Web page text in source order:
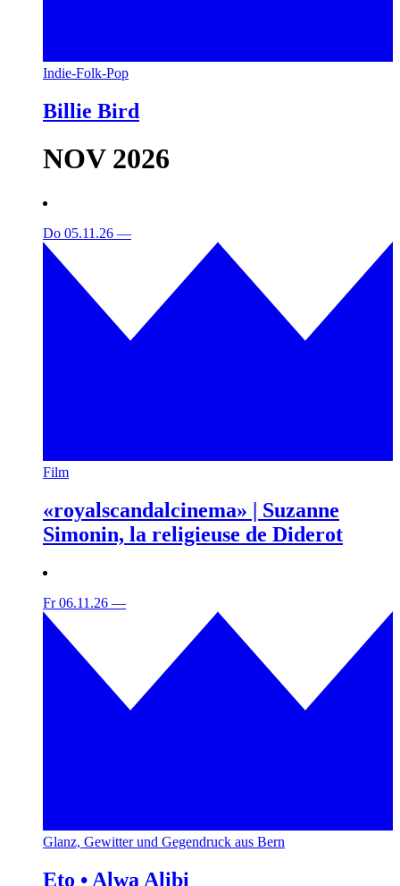
Indie-Folk-Pop
Billie Bird
NOV 2026
Do 05.11.26 —
Film
«royalscandalcinema» | Suzanne
Simonin, la religieuse de Diderot
Fr 06.11.26 —
Glanz, Gewitter und Gegendruck aus Bern
Eto • Alwa Alibi